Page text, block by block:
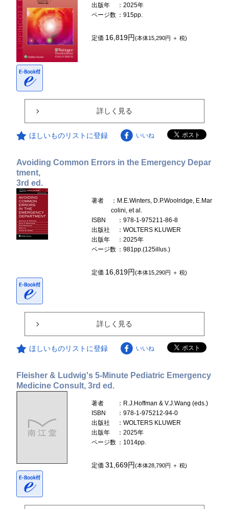
出版年
：2025年
ページ数 ：915pp.
定価 16,819円(本体15,290円 ＋ 税)
詳しく見る
ほしいものリストに登録 いいね
Avoiding Common Errors in the Emergency Depar
tment,
3rd ed.
著者
：M.E.Winters, D.P.Woolridge, E.Mar
colini, et al.
ISBN
：978-1-975211-86-8
出版社
：WOLTERS KLUWER
出版年
：2025年
ページ数 ：981pp.(125illus.)
定価 16,819円(本体15,290円 ＋ 税)
詳しく見る
ほしいものリストに登録 いいね
Fleisher & Ludwig's 5-Minute Pediatric Emergency
Medicine Consult, 3rd ed.
著者
：R.J.Hoffman & V.J.Wang (eds.)
ISBN
：978-1-975212-94-0
出版社
：WOLTERS KLUWER
出版年
：2025年
ページ数 ：1014pp.
定価31,669円(本体28,790円 ＋ 税)